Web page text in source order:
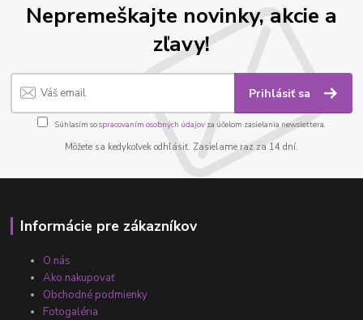
Nepremeškajte novinky, akcie a
zľavy!
Prihlásiť sa
Súhlasím sospracovaním osobných údajov za účelom zasielania newslettera.
Môžete sa kedykoľvek odhlásiť. Zasielame raz za 14 dní.
Informácie pre zákazníkov
O nás
Ako nakupovať
Obchodné podmienky
Fotogaléria